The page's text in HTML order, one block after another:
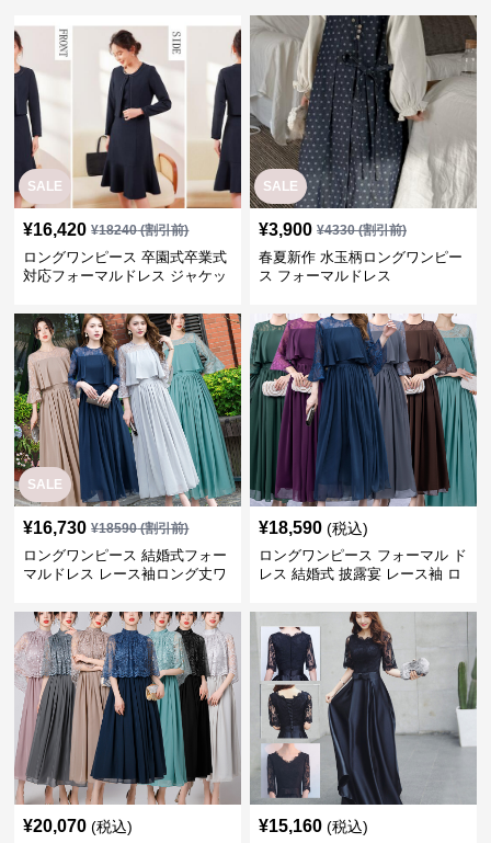
SALE
¥16,420 ¥18240(割引前)
ロングワンピース 卒園式卒業式
対応フォーマルドレス ジャケッ
SALE
¥3,900 ¥4330(割引前)
春夏新作 水玉柄ロングワンピー
ス フォーマルドレス
SALE
¥16,730 ¥18590(割引前)
ロングワンピース 結婚式フォー
マルドレス レース袖ロング丈ワ
¥18,590 (税込)
ロングワンピース フォーマル ド
レス 結婚式 披露宴 レース袖 ロ
¥20,070 (税込) ¥15,160 (税込)